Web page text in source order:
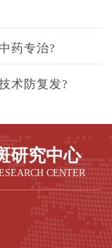
药专治?
术防复发?
研究中心
CENTER